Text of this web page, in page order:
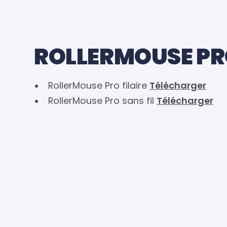
ROLLERMOUSE
RollerMouse Pro filaire Télécharger
RollerMouse Pro sans fil Télécharger